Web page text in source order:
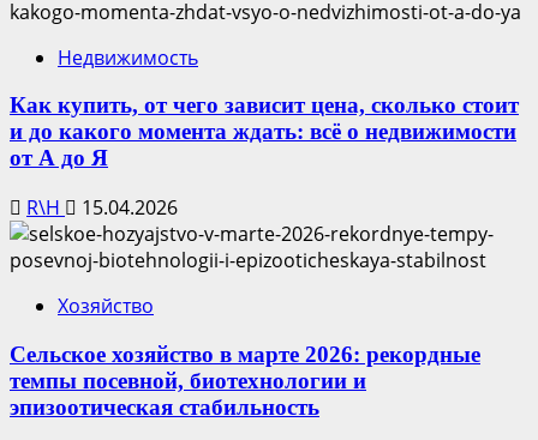
Недвижимость
Как купить, от чего зависит цена, сколько стоит
и до какого момента ждать: всё о недвижимости
от А до Я
R\H 15.04.2026
Хозяйство
Сельское хозяйство в марте 2026: рекордные
темпы посевной, биотехнологии и
эпизоотическая стабильность